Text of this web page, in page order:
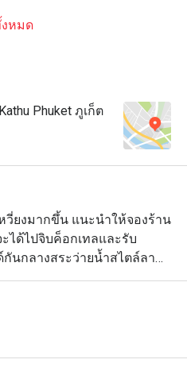
หมด
Phuket ภูเก็ต
วี่ยงมากขึ้น แนะนำให้จองร้าน
ได้ไปจิบค็อกเทลและรับ
นกลางสระว่ายน้ำสไตล์ลา
ท ภูเก็ต ป่าตองบีช ร้านนี้เป็น
โดยไม่ต้องขึ้นจากน้ำ พร้อม
เช่น ของทานเล่นอย่างปอ